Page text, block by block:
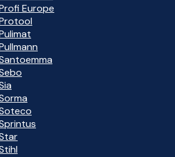
Europe